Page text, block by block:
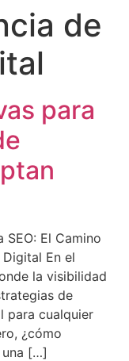
de
para
El Camino
En el
la visibilidad
de
para cualquier
¿cómo
una […]